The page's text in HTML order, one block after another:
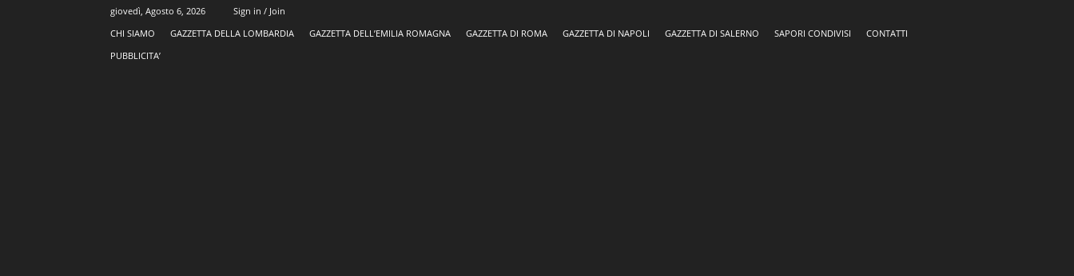
giovedì, Agosto 6, 2026
Sign in / Join
CHI SIAMO
GAZZETTA DELLA LOMBARDIA GAZZETTA DELL’EMILIA ROMAGNA GAZZETTA DI ROMA GAZZETTA DI NAPOLI GAZZETTA DI SALERNO SAPORI CONDIVISI
CONTATTI
PUBBLICITA’